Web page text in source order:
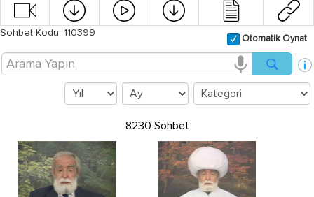
Sohbet Kodu: 110399
Otomatik Oynat
8230 Sohbet